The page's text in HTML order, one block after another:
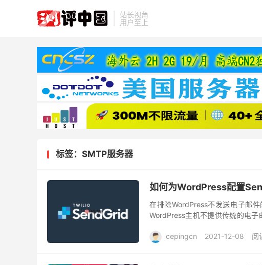
站长视角
用户至上
标签：SMTP服务器
如何为WordPress配置
在排除WordPress不发送电子邮
WordPress主机不提供传统的电
cepingcn
2021-12-08 阅